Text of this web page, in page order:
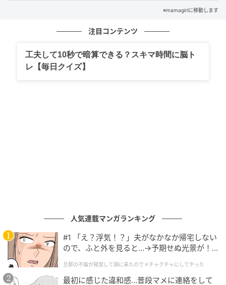
クイズは、覚えておくと旅行やライブのときに役立つ
ことがあるかも！ぜひ友だちと一緒に楽しんでみてく
※mamagirlに移動します
注目コンテンツ
工夫して10秒で暗算できる？スキマ時間に脳ト
レ【毎日クイズ】
人気連載マンガランキング
#1 「え？浮気！？」夫がなかなか帰宅しない
ので、ふと外を見ると…→予期せぬ光景が！
クチャにしてやった
旦那の不倫が発覚して頭に来たのでメチャクチャにしてやった
最初に感じた違和感…普段マメに連絡をして